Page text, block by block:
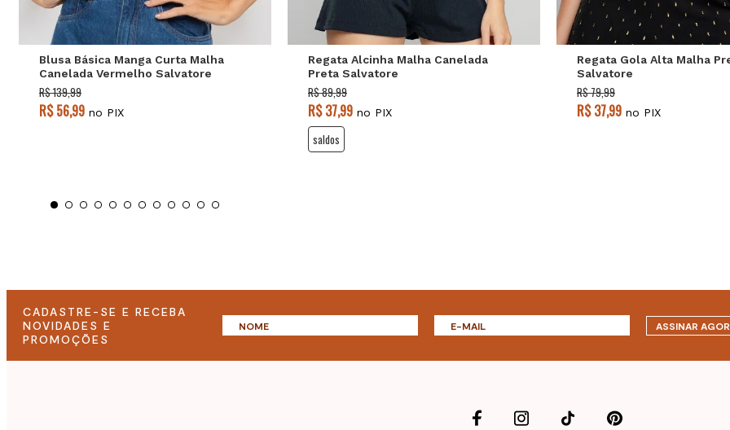
Blusa Básica Manga Curta Malha
Canelada Vermelho Salvatore
R$ 139,99
R$ 56,99 no PIX
Regata Alcinha Malha Canelada
Preta Salvatore
R$ 89,99
R$ 37,99 no PIX
saldos
Regata Gola Alta Malha
Salvatore
R$ 79,99
R$ 37,99 no PIX
CADASTRE-SE E RECEBA
NOVIDADES E
PROMOÇÕES
ASSINAR